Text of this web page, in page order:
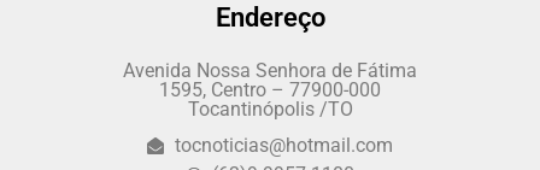
Endereço
Avenida Nossa Senhora de Fátima
1595, Centro – 77900-000
Tocantinópolis /TO
tocnoticias@hotmail.com